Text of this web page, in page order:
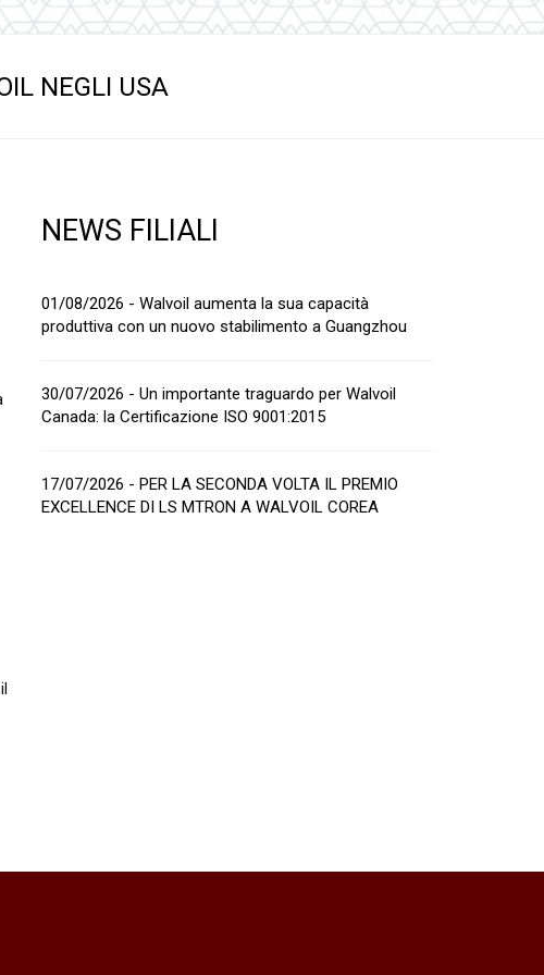
NEGLI USA
NEWS FILIALI
01/08/2026 - Walvoil aumenta la sua capacità
produttiva con un nuovo stabilimento a Guangzhou
30/07/2026 - Un importante traguardo per Walvoil
Canada: la Certificazione ISO 9001:2015
17/07/2026 - PER LA SECONDA VOLTA IL PREMIO
EXCELLENCE DI LS MTRON A WALVOIL COREA